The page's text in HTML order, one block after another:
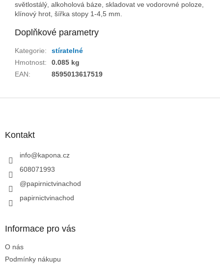
světlostálý, alkoholová báze, skladovat ve vodorovné poloze,
klínový hrot, šířka stopy 1-4,5 mm.
Doplňkové parametry
Kategorie:
stíratelné
Hmotnost:
0.085 kg
EAN: 8595013617519
Kontakt
info@kapona.cz
608071993
@papirnictvinachod
papirnictvinachod
Informace pro vás
O nás
Podmínky nákupu